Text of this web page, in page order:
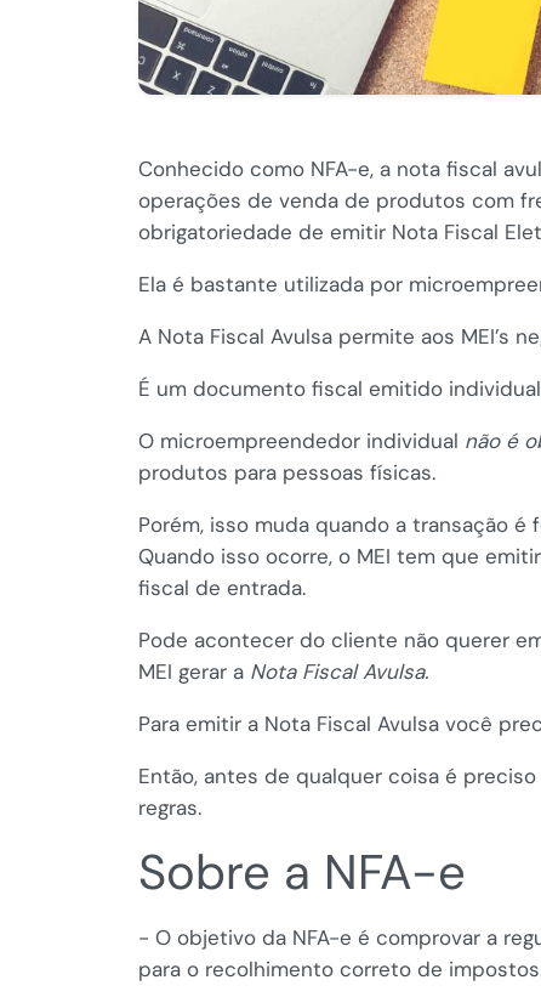
Conhecido como NFA-e, a nota fiscal
operações de venda de produtos com
obrigatoriedade de emitir Nota Fiscal
Ela é bastante utilizada por
A Nota Fiscal Avulsa permite aos MEI’s
É um documento fiscal emitido
O microempreendedor individual não é
produtos para pessoas físicas.
Porém, isso muda quando a transação é
Quando isso ocorre, o MEI tem que
fiscal de entrada.
Pode acontecer do cliente não querer
MEI gerar a Nota Fiscal Avulsa.
Para emitir a Nota Fiscal Avulsa você
Então, antes de qualquer coisa é
regras.
Sobre a NFA-e
- O objetivo da NFA-e é comprovar a
para o recolhimento correto de